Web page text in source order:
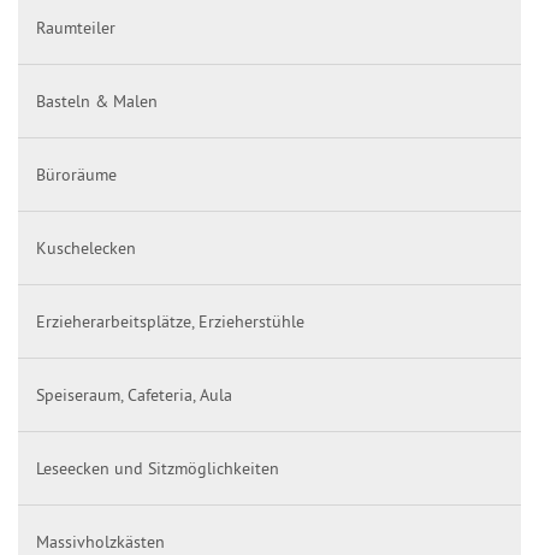
Raumteiler
Basteln & Malen
Büroräume
Kuschelecken
Erzieherarbeitsplätze, Erzieherstühle
Speiseraum, Cafeteria, Aula
Leseecken und Sitzmöglichkeiten
Massivholzkästen